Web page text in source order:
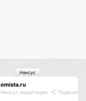
omista.ru
Нексус медитации
Нексус